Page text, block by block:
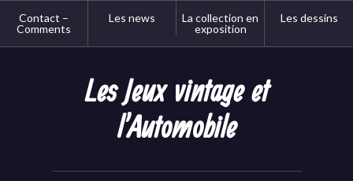
Contact –
Comments
Les news
La collection en
exposition
Les dessins
Les Jeux vintage et
l'Automobile